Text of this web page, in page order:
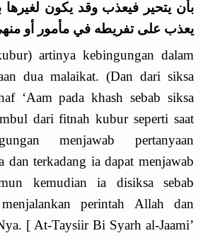
بأن يتحير فيعذب وقد يكون
يعذب على تفريطه في مأمور أو
artinya kebingungan dalam
dua malaikat. (Dan dari siksa
‘Aam pada khash sebab siksa
dari fitnah kubur seperti saat
menjawab pertanyaan
dan terkadang ia dapat menjawab
kemudian ia disiksa sebab
perintah Allah dan
[ At-Taysiir Bi Syarh al-Jaami’